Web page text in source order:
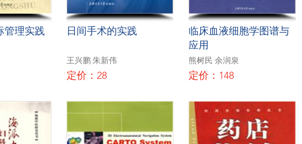
管理实践 日间手术的实践
王兴鹏 朱新伟
定价：28
临床血液细胞学图谱与
应用
熊树民 余润泉
定价：148